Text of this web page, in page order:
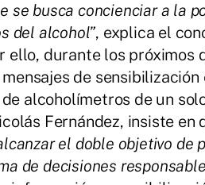
se busca concienciar a la
del alcohol”, explica el
ello, durante los
de
alcoholímetros de un
Fernández, insiste en
el doble objetivo de
de decisiones